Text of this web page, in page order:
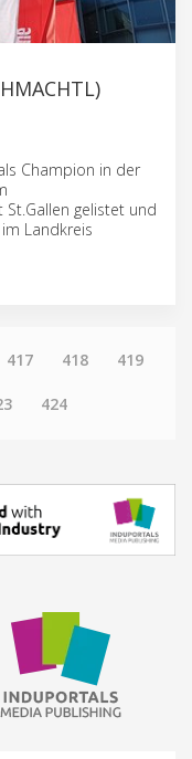
Champion in der
gelistet und
Landkreis
417 418 419
424